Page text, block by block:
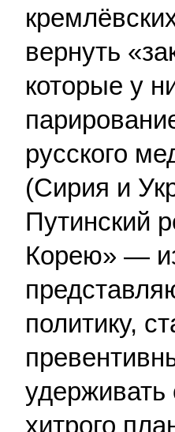
вернуть
которые у
русского
(Сирия и
Путинский
Корею» —
политику,
удерживать
хитрого